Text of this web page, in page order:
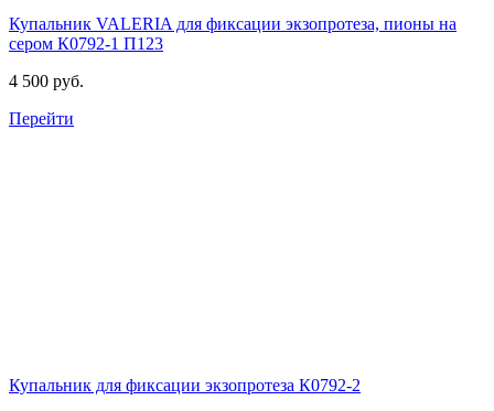
Купальник VALERIA для фиксации экзопротеза, пионы на
сером К0792-1 П123
4 500 руб.
Перейти
Купальник для фиксации экзопротеза К0792-2